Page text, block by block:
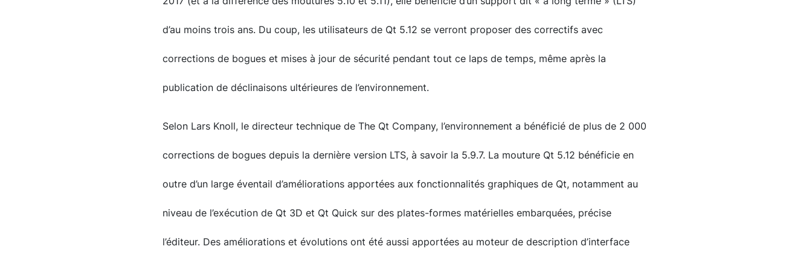
d’au moins trois ans. Du coup, les utilisateurs de Qt 5.12 se verront proposer des correctifs avec
corrections de bogues et mises à jour de sécurité pendant tout ce laps de temps, même après la
publication de déclinaisons ultérieures de l’environnement.
Selon Lars Knoll, le directeur technique de The Qt Company, l’environnement a bénéficié de plus de 2 000
corrections de bogues depuis la dernière version LTS, à savoir la 5.9.7. La mouture Qt 5.12 bénéficie en
outre d’un large éventail d’améliorations apportées aux fonctionnalités graphiques de Qt, notamment au
niveau de l’exécution de Qt 3D et Qt Quick sur des plates-formes matérielles embarquées, précise
l’éditeur. Des améliorations et évolutions ont été aussi apportées au moteur de description d’interface